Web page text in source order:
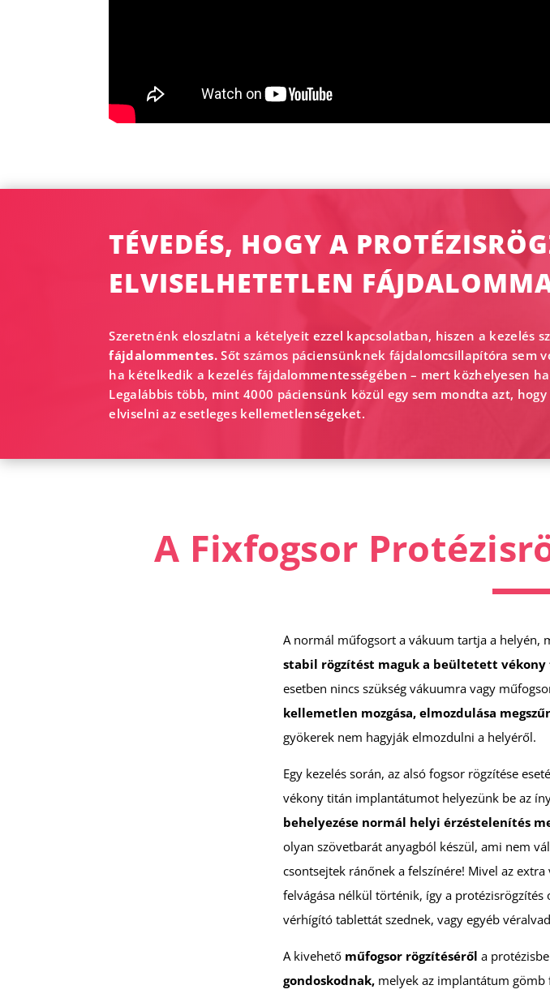
TÉVEDÉS, HOGY A
ELVISELHETETLEN
Szeretnénk eloszlatni a kételyeit ezzel kapcsolatban, hiszen a kezelés
fájdalommentes.Sőt számos páciensünknek fájdalomcsillapítóra sem
ha kételkedik a kezelés fájdalommentességében – mert közhelyesen
Legalábbis több, mint 4000 páciensünk közül egy sem mondta azt,
elviselni az esetleges kellemetlenségeket.
A Fixfogsor
A normál műfogsort a vákuum tartja a helyén,
stabil rögzítést maguk a beültetett
esetben nincs szükség vákuumra vagy
kellemetlen mozgása, elmozdulása
gyökerek nem hagyják elmozdulni a helyéről.
Egy kezelés során, az alsó fogsor rögzítése
vékony titán implantátumot helyezünk be az
behelyezése normál helyi érzéstelenítés
olyan szövetbarát anyagból készül, ami nem
csontsejtek ránőnek a felszínére! Mivel az
felvágása nélkül történik, így a protézisrögzítés
vérhígító tablettát szednek, vagy egyéb
A kivehető műfogsor rögzítéséről a
gondoskodnak, melyek az implantátum